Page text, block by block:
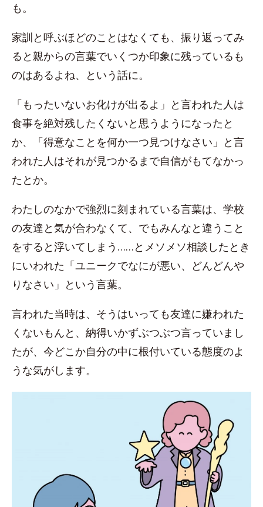
も。
家訓と呼ぶほどのことはなくても、振り返ってみ
ると親からの言葉でいくつか印象に残っているも
のはあるよね、という話に。
「もったいないお化けが出るよ」と言われた人は
食事を絶対残したくないと思うようになったと
か、「得意なことを何か一つ見つけなさい」と言
われた人はそれが見つかるまで自信がもてなかっ
たとか。
わたしのなかで強烈に刻まれている言葉は、学校
の友達と気が合わなくて、でもみんなと違うこと
をすると浮いてしまう……とメソメソ相談したとき
にいわれた「ユニークでなにが悪い、どんどんや
りなさい」という言葉。
言われた当時は、そうはいっても友達に嫌われた
くないもんと、納得いかずぶつぶつ言っていまし
たが、今どこか自分の中に根付いている態度のよ
うな気がします。